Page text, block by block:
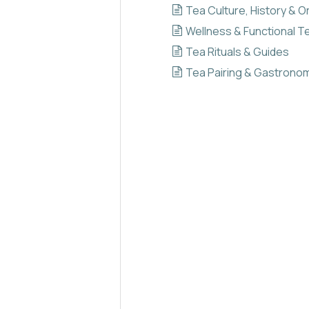
Tea Culture, History &
Wellness & Functional
Tea Rituals & Guides
Tea Pairing &